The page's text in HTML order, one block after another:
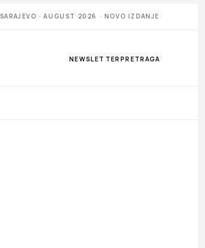
SARAJEVO · AUGUST 2026 · NOVO IZDANJE
NEWSLETTER PRETRAGA